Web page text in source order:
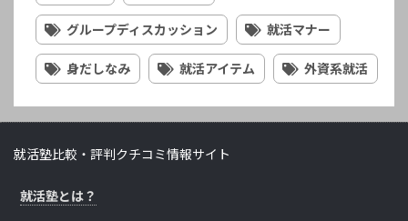
グループディスカッション 就活マナー
身だしなみ 就活アイテム 外資系就活
就活塾比較・評判クチコミ情報サイト
就活塾とは？